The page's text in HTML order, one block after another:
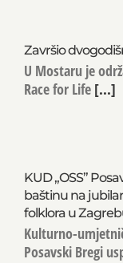
Završio
U Mostaru je
Race for Life [...]
KUD „OSS”
baštinu na
folklora u
Kulturno-
Posavski Bregi